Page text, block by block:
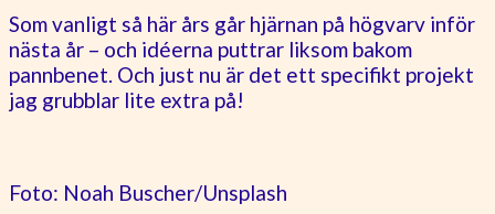
Som vanligt så här års går hjärnan på högvarv inför
nästa år – och idéerna puttrar liksom bakom
pannbenet. Och just nu är det ett specifikt projekt
jag grubblar lite extra på!
Foto: Noah Buscher/Unsplash